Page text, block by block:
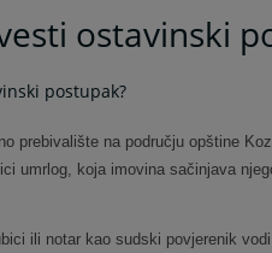
ostavinski
postupak?
prebivalište na području opštine
umrlog, koja imovina sačinjava
ili notar kao sudski povjerenik